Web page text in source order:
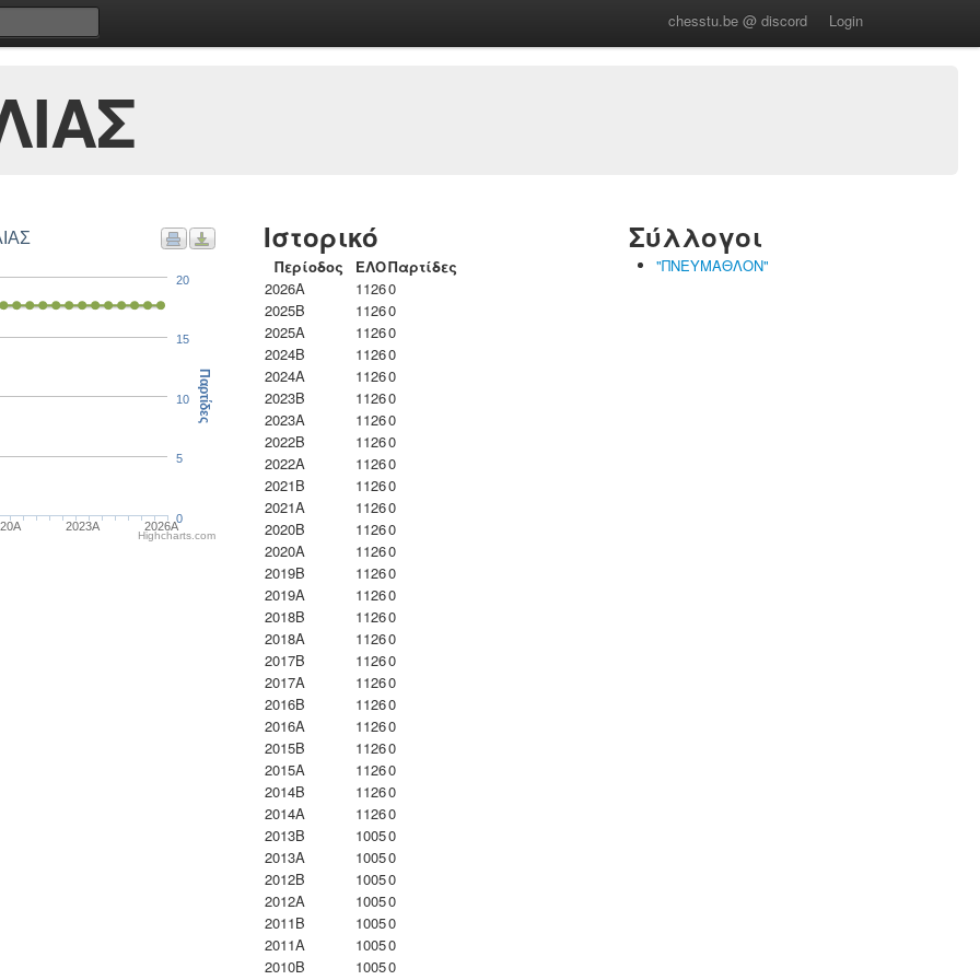
chesstu.be @ discord Login
2023Α 2026A
0
5
10
15
20
Παρτίδες
Highcharts.com
Ιστορικό
Περίοδος ΕΛΟΠαρτίδες
2026A
11260
2025B
11260
2025A
11260
2024B
11260
2024A
11260
2023B
11260
2023Α
11260
2022B
11260
2022A
11260
2021B
11260
2021A
11260
2020B
11260
2020A
11260
2019B
11260
2019A
11260
2018B
11260
2018A
11260
2017B
11260
2017A
11260
2016B
11260
2016A
11260
2015B
11260
2015A
11260
2014B
11260
2014A
11260
2013B
10050
2013A
10050
2012B
10050
2012A
10050
2011B
10050
2011A
10050
2010B
10050
Σύλλογοι
"ΠΝΕΥΜΑΘΛΟΝ"